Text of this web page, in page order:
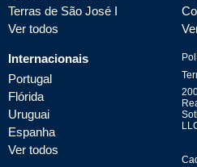
Terras de São José I
Ver todos
Internacionais
Portugal
Flórida
Uruguai
Espanha
Ver todos